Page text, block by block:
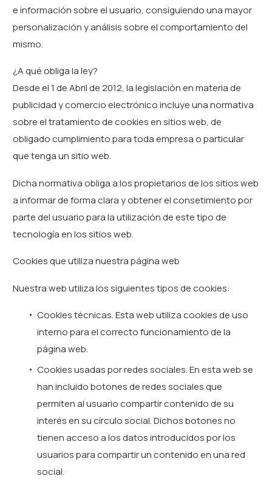
e información sobre el usuario, consiguiendo una mayor
personalización y análisis sobre el comportamiento del
mismo.
¿A qué obliga la ley?
Desde el 1 de Abril de 2012, la legislación en materia de
publicidad y comercio electrónico incluye una normativa
sobre el tratamiento de cookies en sitios web, de
obligado cumplimiento para toda empresa o particular
que tenga un sitio web.
Dicha normativa obliga a los propietarios de los sitios web
a informar de forma clara y obtener el consetimiento por
parte del usuario para la utilización de este tipo de
tecnología en los sitios web.
Cookies que utiliza nuestra página web
Nuestra web utiliza los siguientes tipos de cookies:
Cookies técnicas. Esta web utiliza cookies de uso
interno para el correcto funcionamiento de la
página web.
Cookies usadas por redes sociales. En esta web se
han incluido botones de redes sociales que
permiten al usuario compartir contenido de su
interés en su círculo social. Dichos botones no
tienen acceso a los datos introducidos por los
usuarios para compartir un contenido en una red
social.